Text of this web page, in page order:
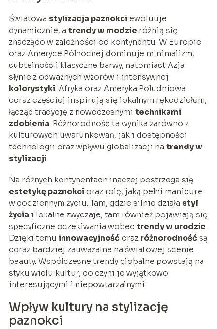
Światowa stylizacja paznokci ewoluuje
dynamicznie, a trendy w modzie różnią się
znacząco w zależności od kontynentu. W Europie
oraz Ameryce Północnej dominuje minimalizm,
subtelność i klasyczne barwy, natomiast Azja
słynie z odważnych wzorów i intensywnej
kolorystyki. Afryka oraz Ameryka Południowa
coraz częściej inspirują się lokalnym rękodziełem,
łącząc tradycję z nowoczesnymi technikami
zdobienia. Różnorodność ta wynika zarówno z
kulturowych uwarunkowań, jak i dostępności
technologii oraz wpływu globalizacji na trendy w
stylizacji.
Na różnych kontynentach inaczej postrzega się
estetykę paznokci oraz rolę, jaką pełni manicure
w codziennym życiu. Tam, gdzie silnie działa styl
życia i lokalne zwyczaje, tam również pojawiają się
specyficzne oczekiwania wobec trendy w urodzie.
Dzięki temu innowacyjnośćoraz różnorodnośćsą
coraz bardziej zauważalne na światowej scenie
beauty. Współczesne trendy globalne powstają na
styku wielu kultur, co czyni je wyjątkowo
interesującymi i niepowtarzalnymi.
Wpływ kultury na stylizację
paznokci